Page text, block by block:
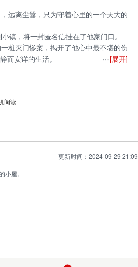
远离尘嚣，只为守着心里的一个天大的
镇，将一封匿名信挂在了他家门口。
桩灭门惨案，揭开了他心中最不堪的伤
而安详的生活。
[展开]
阅读
更新时间：2024-09-29 21:09
屋。